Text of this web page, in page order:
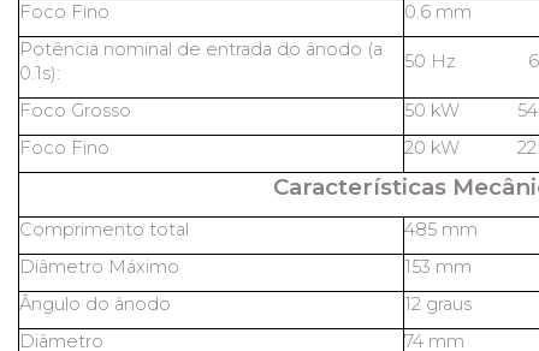
Foco Fino
0.6 mm
Potência nominal de entrada do ânodo (a
0.1s):
50 Hz 60
Foco Grosso
50 kW 54
Foco Fino
20 kW 22
Características
Comprimento total
485 mm
Diâmetro Máximo
153 mm
Ângulo do ânodo
12 graus
Diâmetro
74 mm